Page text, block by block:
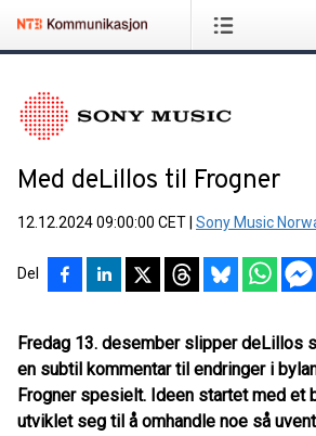
Med deLillos til Frogner
12.12.2024 09:00:00 CET Sony Music
Del
Fredag 13. desember slipper deLillos
en subtil kommentar til endringer i
Frogner spesielt. Ideen startet med et
utviklet seg til å omhandle noe så